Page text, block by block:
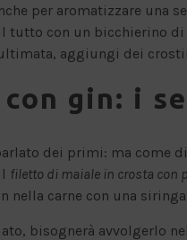
per aromatizzare una
tutto con un bicchierino
ultimata, aggiungi dei
gin: i
dei primi: ma come
filetto di maiale in crosta con
nella carne con una
bisognerà avvolgerlo